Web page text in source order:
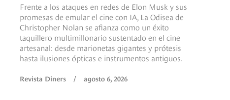
Frente a los ataques en redes de Elon Musk y sus
promesas de emular el cine con IA, La Odisea de
Christopher Nolan se afianza como un éxito
taquillero multimillonario sustentado en el cine
artesanal: desde marionetas gigantes y prótesis
hasta ilusiones ópticas e instrumentos antiguos.
Revista Diners / agosto 6, 2026